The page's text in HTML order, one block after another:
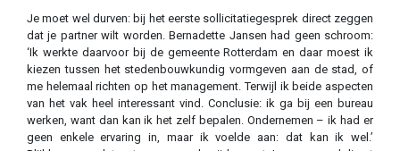
Je moet wel durven: bij het eerste sollicitatiegesprek direct zeggen
dat je partner wilt worden. Bernadette Jansen had geen schroom:
‘Ik werkte daarvoor bij de gemeente Rotterdam en daar moest ik
kiezen tussen het stedenbouwkundig vormgeven aan de stad, of
me helemaal richten op het management. Terwijl ik beide aspecten
van het vak heel interessant vind. Conclusie: ik ga bij een bureau
werken, want dan kan ik het zelf bepalen. Ondernemen – ik had er
geen enkele ervaring in, maar ik voelde aan: dat kan ik wel.’